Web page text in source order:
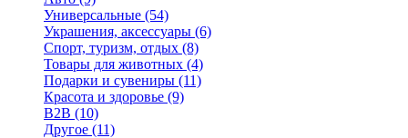
Универсальные (54)
Украшения, аксессуары (6)
Спорт, туризм, отдых (8)
Товары для животных (4)
Подарки и сувениры (11)
Красота и здоровье (9)
B2B (10)
Другое (11)